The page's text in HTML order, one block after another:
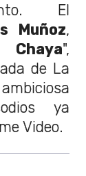
El
Muñoz,
",
de La
ya
Video.